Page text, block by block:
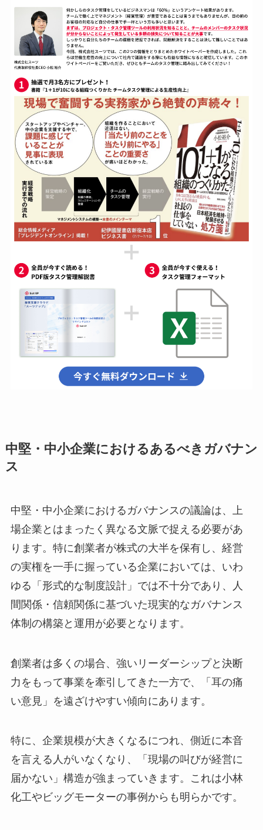
中堅・中小企業におけるあるべきガバナン
ス
中堅・中小企業におけるガバナンスの議論は、上
場企業とはまったく異なる文脈で捉える必要があ
ります。特に創業者が株式の大半を保有し、経営
の実権を一手に握っている企業においては、いわ
ゆる「形式的な制度設計」では不十分であり、人
間関係・信頼関係に基づいた現実的なガバナンス
体制の構築と運用が必要となります。
創業者は多くの場合、強いリーダーシップと決断
力をもって事業を牽引してきた一方で、「耳の痛
い意見」を遠ざけやすい傾向にあります。
特に、企業規模が大きくなるにつれ、側近に本音
を言える人がいなくなり、「現場の叫びが経営に
届かない」構造が強まっていきます。これは小林
化工やビッグモーターの事例からも明らかです。